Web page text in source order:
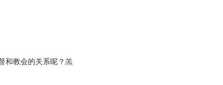
和教会的关系呢？羔